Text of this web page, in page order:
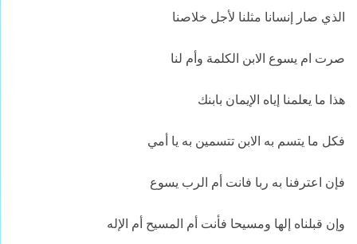
الذي صار إنسانا مثلنا لأجل خلاصنا
صرت ام يسوع الابن الكلمة وأم لنا
هذا ما يعلمنا إياه الإيمان بابنك
فكل ما يتسم به الابن تتسمين به يا أمي
فإن اعترفنا به ربا فانت أم الرب يسوع
وإن قبلناه إلها ومسيحا فأنت أم المسيح أم الإله